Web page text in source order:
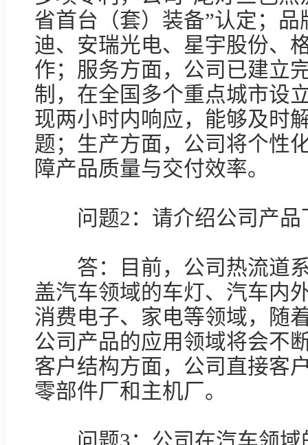
省首台（套）装备”认定；
迪、安瑞光电、星宇股份、
作；服务方面，公司已建立
制，在全国多个重点城市设
现两小时内响应，能够及时
题；生产方面，公司将个性
障产品质量与交付效率。
问题2：请介绍公司产品
答：目前，公司热流道系
盖汽车领域的车灯、汽车内
消费电子、家电等领域，随
公司产品的应用领域将会不
客户结构方面，公司直接客
零部件厂和主机厂。
问题3：公司在汽车领域